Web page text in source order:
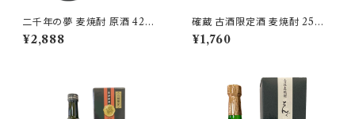
二千年の夢 麦焼酎 原酒 42度
720ml【壱岐の蔵酒造】
¥2,888
確蔵 古酒限定酒 麦焼酎 25度
720ml【重家酒造】
¥1,760